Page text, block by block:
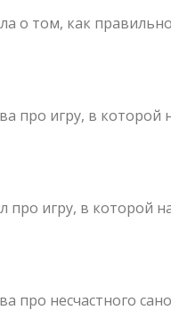
о том, как
про игру, в которой
про игру, в которой
про несчастного